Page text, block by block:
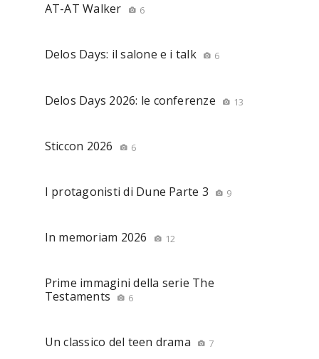
AT-AT Walker 6
Delos Days: il salone e i talk 6
Delos Days 2026: le conferenze 13
Sticcon 2026 6
I protagonisti di Dune Parte 3 9
In memoriam 2026 12
Prime immagini della serie The
Testaments
6
Un classico del teen drama 7